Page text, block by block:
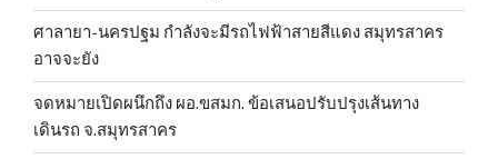
ศาลายา-นครปฐม กำลังจะมีรถไฟฟ้าสายสีแดง สมุทรสาคร
อาจจะยัง
จดหมายเปิดผนึกถึง ผอ.ขสมก. ข้อเสนอปรับปรุงเส้นทาง
เดินรถ จ.สมุทรสาคร